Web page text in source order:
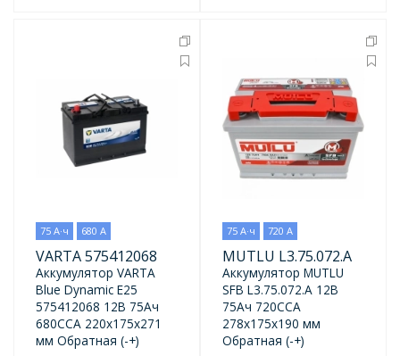
75 А·ч 680 А
VARTA 575412068
Аккумулятор VARTA
Blue Dynamic E25
575412068 12В 75Ач
680CCA 220x175x271
мм Обратная (-+)
75 А·ч 720 А
MUTLU L3.75.072.A
Аккумулятор MUTLU
SFB L3.75.072.A 12В
75Ач 720CCA
278x175x190 мм
Обратная (-+)